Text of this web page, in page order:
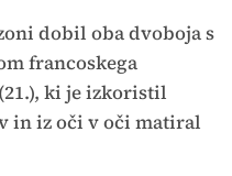
dobil oba dvoboja s
francoskega
(21.), ki je izkoristil
in iz oči v oči matiral